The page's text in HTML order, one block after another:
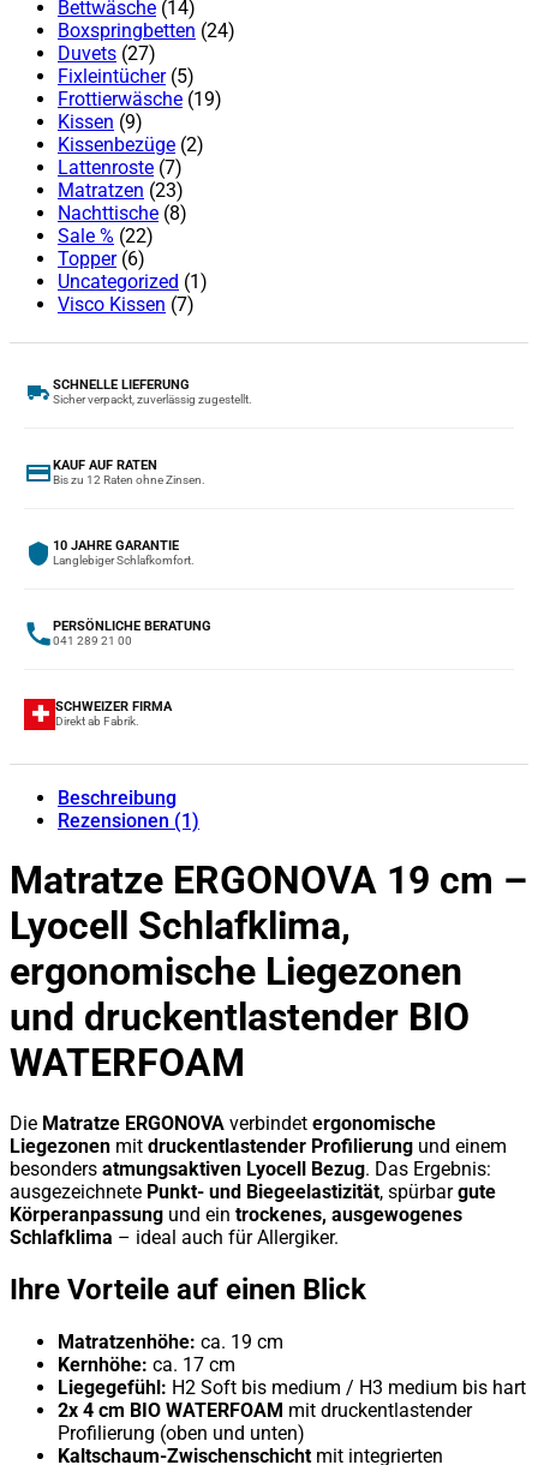
Bettwäsche (14)
Boxspringbetten (24)
Duvets (27)
Fixleintücher (5)
Frottierwäsche (19)
Kissen (9)
Kissenbezüge (2)
Lattenroste (7)
Matratzen (23)
Nachttische (8)
Sale % (22)
Topper (6)
Uncategorized (1)
Visco Kissen (7)
SCHNELLE LIEFERUNG
Sicher verpackt, zuverlässig zugestellt.
KAUF AUF RATEN
Bis zu 12 Raten ohne Zinsen.
10 JAHRE GARANTIE
Langlebiger Schlafkomfort.
PERSÖNLICHE BERATUNG
041 289 21 00
✚ SCHWEIZER FIRMA
Direkt ab Fabrik.
Beschreibung
Rezensionen (1)
Matratze ERGONOVA 19 cm –
Lyocell Schlafklima,
ergonomische Liegezonen
und druckentlastender BIO
WATERFOAM
Die Matratze ERGONOVA verbindet ergonomische
Liegezonen mit druckentlastender Profilierung und einem
besonders atmungsaktiven Lyocell Bezug. Das Ergebnis:
ausgezeichnete Punkt- und Biegeelastizität, spürbargute
Körperanpassung und ein trockenes, ausgewogenes
Schlafklima – ideal auch für Allergiker.
Ihre Vorteile auf einen Blick
Matratzenhöhe: ca. 19 cm
Kernhöhe: ca. 17 cm
Liegegefühl: H2 Soft bis medium / H3 medium bis hart
2x 4 cm BIO WATERFOAM mit druckentlastender
Profilierung (oben und unten)
Kaltschaum-Zwischenschicht mit integrierten